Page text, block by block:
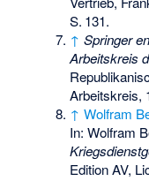
S. 131.
↑ Springer
Arbeitskreis
Arbeitskreis,
↑ Wolfram
In: Wolfram
Edition AV,